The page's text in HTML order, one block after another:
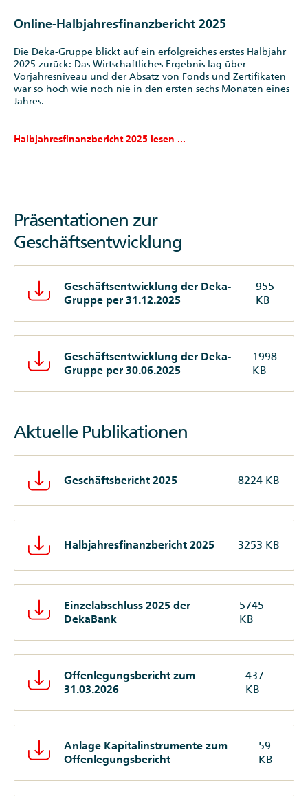
Online-Halbjahresfinanzbericht 2025
Die Deka-Gruppe blickt auf ein erfolgreiches erstes Halbjahr
2025 zurück: Das Wirtschaftliches Ergebnis lag über
Vorjahresniveau und der Absatz von Fonds und Zertifikaten
war so hoch wie noch nie in den ersten sechs Monaten eines
Jahres.
Halbjahresfinanzbericht 2025 lesen ...
Präsentationen zur
Geschäftsentwicklung
Geschäftsentwicklung der Deka-
Gruppe per 31.12.2025
955
KB
Geschäftsentwicklung der Deka-
Gruppe per 30.06.2025
1998
KB
Aktuelle Publikationen
Geschäftsbericht 2025 8224 KB
Halbjahresfinanzbericht 2025 3253 KB
Einzelabschluss 2025 der
DekaBank
5745
KB
Offenlegungsbericht zum
31.03.2026
437
KB
Anlage Kapitalinstrumente zum
Offenlegungsbericht
59
KB